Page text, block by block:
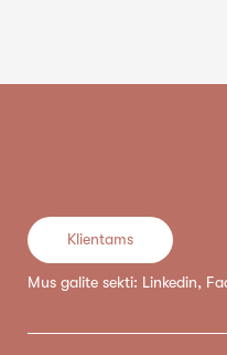
Klientams
Mus galite sekti: Linkedin,